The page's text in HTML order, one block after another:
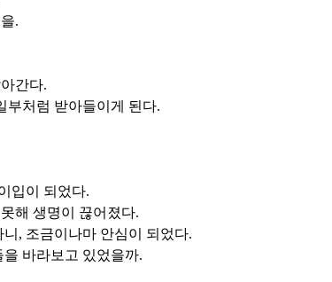
.
간다.
부처럼 받아들이게 된다.
입이 되었다.
해 생명이 끊어졌다.
, 조금이나마 안심이 되었다.
바라보고 있었을까.